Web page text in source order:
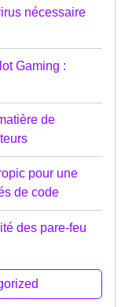
nécessaire
Gaming :
de
pour une
de code
des pare-feu